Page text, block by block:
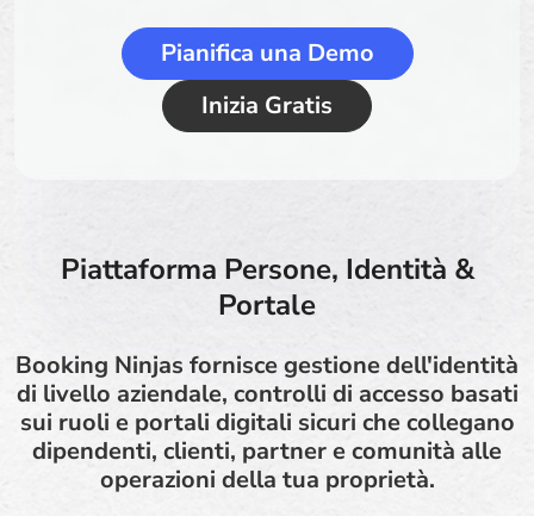
Pianifica una Demo
Inizia Gratis
Piattaforma Persone, Identità &
Portale
Booking Ninjas fornisce gestione dell'identità
di livello aziendale, controlli di accesso basati
sui ruoli e portali digitali sicuri che collegano
dipendenti, clienti, partner e comunità alle
operazioni della tua proprietà.